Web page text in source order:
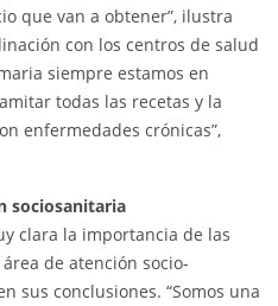
que van a obtener”, ilustra
con los centros de salud
siempre estamos en
todas las recetas y la
enfermedades crónicas”,
sociosanitaria
clara la importancia de las
de atención socio-
sus conclusiones. “Somos una